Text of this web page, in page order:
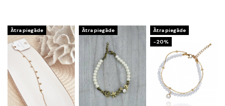
Ātra piegāde Ātra piegāde
Ātra piegāde
-20%